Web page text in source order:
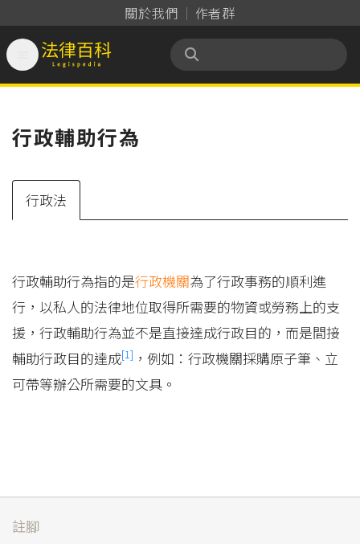
關於我們 作者群
法律百科 Legispedia
行政輔助行為
行政法
行政輔助行為指的是行政機關為了行政事務的順利進
行，以私人的法律地位取得所需要的物資或勞務上的支
援，行政輔助行為並不是直接達成行政目的，而是間接
輔助行政目的達成[1] ，例如：行政機關採購原子筆、立
可帶等辦公所需要的文具。
註腳